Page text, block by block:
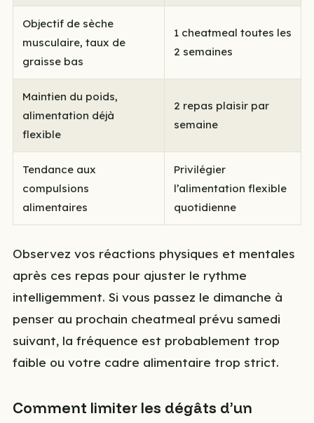
Objectif de sèche
musculaire, taux de
graisse bas
1 cheatmeal toutes les
2 semaines
Maintien du poids,
alimentation déjà
flexible
2 repas plaisir par
semaine
Tendance aux
compulsions
alimentaires
Privilégier
l’alimentation flexible
quotidienne
Observez vos réactions physiques et mentales
après ces repas pour ajuster le rythme
intelligemment. Si vous passez le dimanche à
penser au prochain cheatmeal prévu samedi
suivant, la fréquence est probablement trop
faible ou votre cadre alimentaire trop strict.
Comment limiter les dégâts d’un